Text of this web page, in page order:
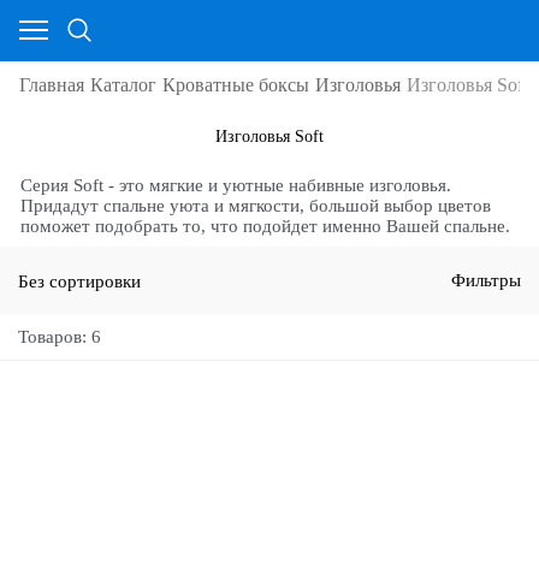
Главная Каталог Кроватные боксы Изголовья Изголовья Soft
Изголовья Soft
Серия Soft - это мягкие и уютные набивные изголовья.
Придадут спальне уюта и мягкости, большой выбор цветов
поможет подобрать то, что подойдет именно Вашей спальне.
Без сортировки Фильтры
Товаров: 6